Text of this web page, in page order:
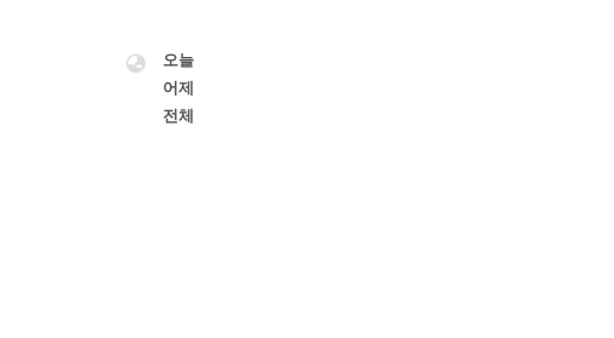
VISITOR
오늘
어제
전체